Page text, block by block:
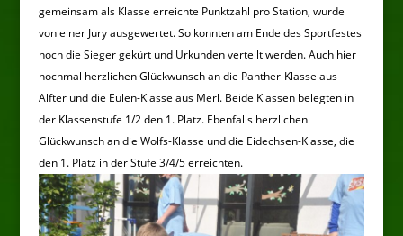
gemeinsam als Klasse erreichte Punktzahl pro Station, wurde
von einer Jury ausgewertet. So konnten am Ende des Sportfestes
noch die Sieger gekürt und Urkunden verteilt werden. Auch hier
nochmal herzlichen Glückwunsch an die Panther-Klasse aus
Alfter und die Eulen-Klasse aus Merl. Beide Klassen belegten in
der Klassenstufe 1/2 den 1. Platz. Ebenfalls herzlichen
Glückwunsch an die Wolfs-Klasse und die Eidechsen-Klasse, die
den 1. Platz in der Stufe 3/4/5 erreichten.